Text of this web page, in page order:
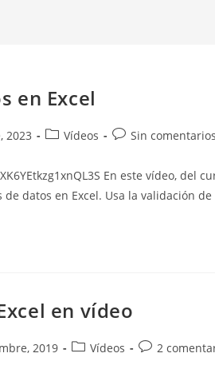
en Excel
2023
Categoría
entrada:
Vídeos
Comentarios
entrada:
Sin comentarios
En este vídeo, del
de datos en Excel. Usa la validación
en vídeo
2019
Categoría
Vídeos
Comentarios
2